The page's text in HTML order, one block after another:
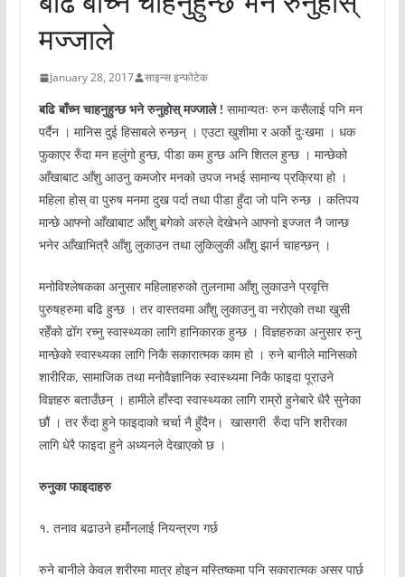
मज्जाले
January 28, 2017 साइन्स इन्फोटेक
बढि बाँच्न चाहनुहुन्छ भने रुनुहोस् मज्जाले ! सामान्यतः रुन कसैलाई पनि मन
पर्दैन । मानिस दुई हिसाबले रुन्छन् । एउटा खुशीमा र अर्को दुःखमा । धक
फुकाएर रुँदा मन हलुंगो हुन्छ, पीडा कम हुन्छ अनि शितल हुन्छ । मान्छेको
आँखाबाट आँशु आउनु कमजोर मनको उपज नभई सामान्य प्रक्रिया हो ।
महिला होस् वा पुरुष मनमा दुख पर्दा तथा पीडा हुँदा जो पनि रुन्छ । कतिपय
मान्छे आफ्नो आँखाबाट आँशु बगेको अरुले देखेभने आफ्नो इज्जत नै जान्छ
भनेर आँखाभित्रै आँशु लुकाउन तथा लुकिलुकी आँशु झार्न चाहन्छन् ।
मनोविश्लेषकका अनुसार महिलाहरुको तुलनामा आँशु लुकाउने प्रवृत्ति
पुरुषहरुमा बढि हुन्छ । तर वास्तवमा आँशु लुकाउनु वा नरोएको तथा खुसी
रहेँको ढोँग रच्नु स्वास्थ्यका लागि हानिकारक हुन्छ । विज्ञहरुका अनुसार रुनु
मान्छेको स्वास्थ्यका लागि निकै सकारात्मक काम हो । रुने बानीले मानिसको
शारीरिक, सामाजिक तथा मनोवैज्ञानिक स्वास्थ्यमा निकै फाइदा पूराउने
विज्ञहरु बताउँछन् । हामीले हाँस्दा स्वास्थ्यका लागि राम्रो हुनेबारे धैरै सुनेका
छौं । तर रुँदा हुने फाइदाको चर्चा नै हुँदैन। खासगरी रुँदा पनि शरीरका
लागि धेरै फाइदा हुने अध्यनले देखाएको छ ।
रुनुका फाइदाहरु
१. तनाव बढाउने हर्मोनलाई नियन्त्रण गर्छ
रुने बानीले केवल शरीरमा मात्र होइन मस्तिष्कमा पनि सकारात्मक असर पार्छ